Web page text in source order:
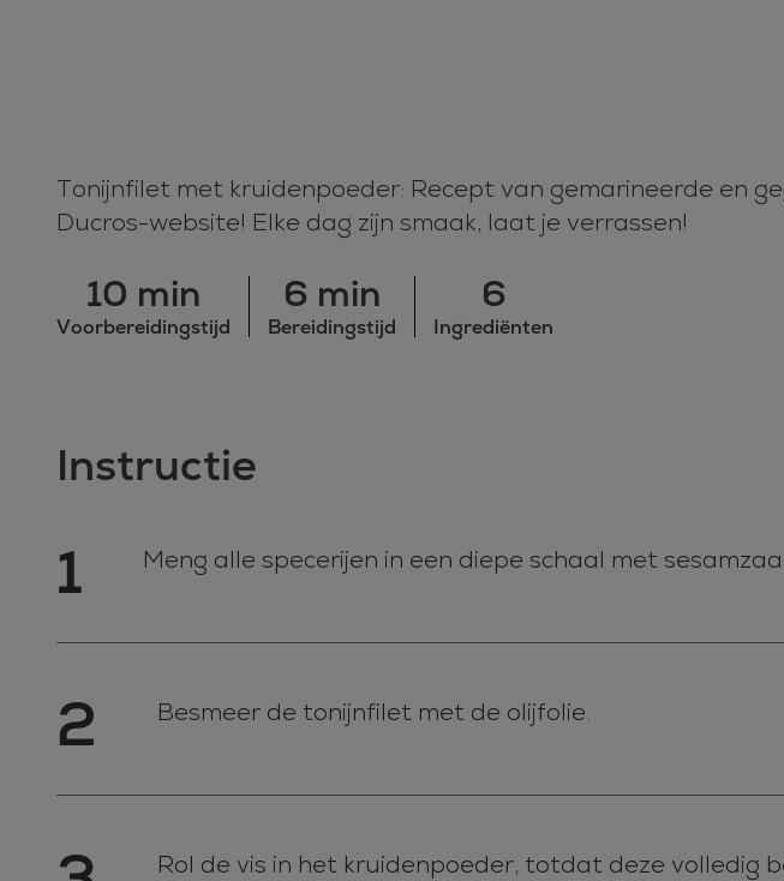
Tonijnfilet met kruidenpoeder: Recept van gemarineerde en
Ducros-website! Elke dag zijn smaak, laat je verrassen!
10 min
Voorbereidingstijd
6 min
Bereidingstijd
6
Ingrediënten
Instructie
1 Meng alle specerijen in een diepe schaal met
2 Besmeer de tonijnfilet met de olijfolie.
Rol de vis in het kruidenpoeder, totdat deze volledig